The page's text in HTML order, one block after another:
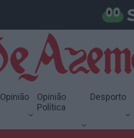
Opinião
Opinião
Política
Desporto